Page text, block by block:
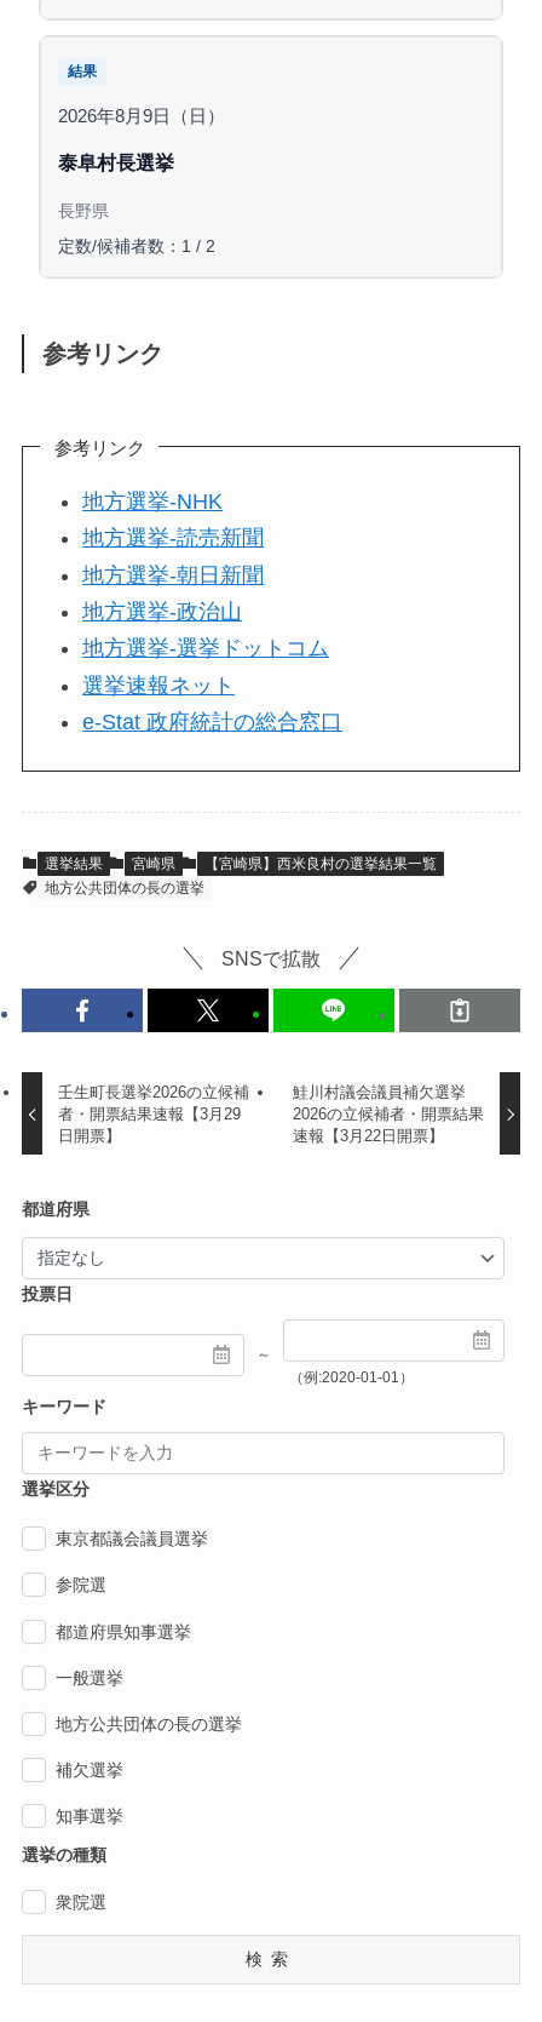
結果
2026年8月9日（日）
泰阜村長選挙
長野県
定数/候補者数：1 / 2
参考リンク
参考リンク
地方選挙-NHK
地方選挙-読売新聞
地方選挙-朝日新聞
地方選挙-政治山
地方選挙-選挙ドットコム
選挙速報ネット
e-Stat 政府統計の総合窓口
選挙結果 宮崎県
【宮崎県】西米良村の選挙結果一覧
地方公共団体の長の選挙
SNSで拡散
壬生町長選挙2026の立候補
者・開票結果速報【3月29
日開票】
鮭川村議会議員補欠選挙
2026の立候補者・開票結果
速報【3月22日開票】
都道府県
投票日
～
（例:2020-01-01）
キーワード
選挙区分
東京都議会議員選挙
参院選
都道府県知事選挙
一般選挙
地方公共団体の長の選挙
補欠選挙
知事選挙
選挙の種類
衆院選
検索